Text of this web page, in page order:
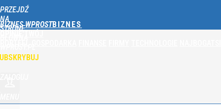
PRZEJDŹ
NA
STRONĘ
BIZNES WPROST